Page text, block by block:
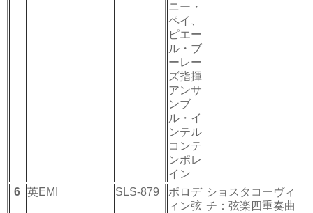
ニー・
ペイ、
ピエー
ル・ブ
ーレー
ズ指揮
アンサ
ンブ
ル・イ
ンテル
コンテ
ンポレ
イン
6 英EMI SLS-879
ボロデ
ィン弦
ショスタコーヴィ
チ：弦楽四重奏曲